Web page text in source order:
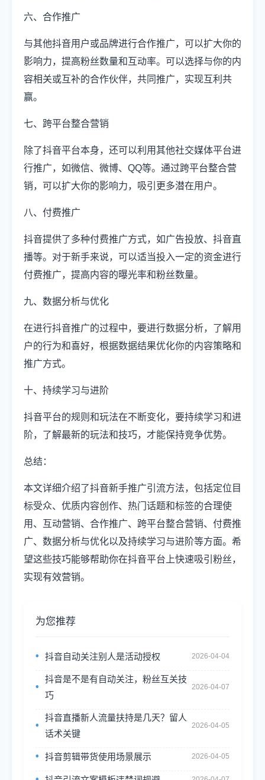
六、合作推广
与其他抖音用户或品牌进行合作推广，可以扩大你的
影响力，提高粉丝数量和互动率。可以选择与你的内
容相关或互补的合作伙伴，共同推广，实现互利共
赢。
七、跨平台整合营销
除了抖音平台本身，还可以利用其他社交媒体平台进
行推广，如微信、微博、QQ等。通过跨平台整合营
销，可以扩大你的影响力，吸引更多潜在用户。
八、付费推广
抖音提供了多种付费推广方式，如广告投放、抖音直
播等。对于新手来说，可以适当投入一定的资金进行
付费推广，提高内容的曝光率和粉丝数量。
九、数据分析与优化
在进行抖音推广的过程中，要进行数据分析，了解用
户的行为和喜好，根据数据结果优化你的内容策略和
推广方式。
十、持续学习与进阶
抖音平台的规则和玩法在不断变化，要持续学习和进
阶，了解最新的玩法和技巧，才能保持竞争优势。
总结：
本文详细介绍了抖音新手推广引流方法，包括定位目
标受众、优质内容创作、热门话题和标签的合理使
用、互动营销、合作推广、跨平台整合营销、付费推
广、数据分析与优化以及持续学习与进阶等方面。希
望这些技巧能够帮助你在抖音平台上快速吸引粉丝，
实现有效营销。
为您推荐
抖音自动关注别人是活动授权 2026-04-04
抖音是不是有自动关注，粉丝互关技
巧
2026-04-07
抖音直播新人流量扶持是几天？留人
话术关键
2026-04-05
抖音剪辑带货使用场景展示 2026-04-05